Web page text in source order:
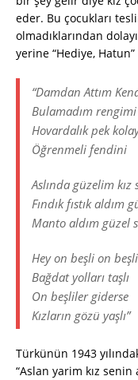
eder. Bu çocukları
olmadıklarından
yerine “Hediye,
“Damdan Attım
Bulamadım rengimi
Hovardalık pek
Öğrenmeli fendini
Aslında güzelim
Fındık fıstık aldım
Manto aldım güzel
Hey on beşli on beşli
Bağdat yolları taşlı
On beşliler giderse
Kızların gözü yaşlı”
Türkünün 1943
“Aslan yarim kız senin